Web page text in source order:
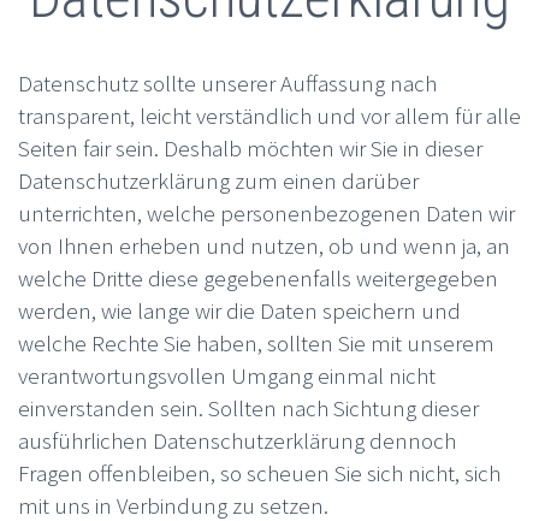
Datenschutz sollte unserer Auffassung nach
transparent, leicht verständlich und vor allem für alle
Seiten fair sein. Deshalb möchten wir Sie in dieser
Datenschutzerklärung zum einen darüber
unterrichten, welche personenbezogenen Daten wir
von Ihnen erheben und nutzen, ob und wenn ja, an
welche Dritte diese gegebenenfalls weitergegeben
werden, wie lange wir die Daten speichern und
welche Rechte Sie haben, sollten Sie mit unserem
verantwortungsvollen Umgang einmal nicht
einverstanden sein. Sollten nach Sichtung dieser
ausführlichen Datenschutzerklärung dennoch
Fragen offenbleiben, so scheuen Sie sich nicht, sich
mit uns in Verbindung zu setzen.